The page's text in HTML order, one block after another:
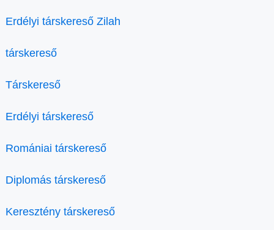
Erdélyi társkereső Zilah
társkereső
Társkereső
Erdélyi társkereső
Romániai társkereső
Diplomás társkereső
Keresztény társkereső